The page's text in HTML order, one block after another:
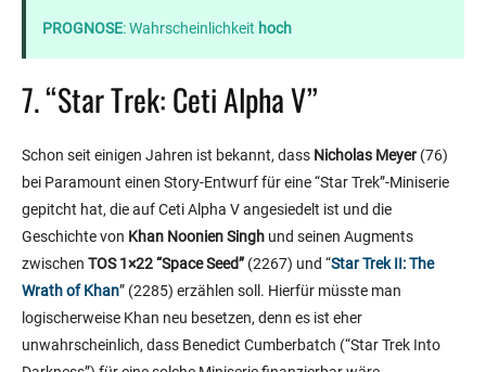
PROGNOSE: Wahrscheinlichkeit hoch
7. “Star Trek: Ceti Alpha V”
Schon seit einigen Jahren ist bekannt, dass Nicholas Meyer (76)
bei Paramount einen Story-Entwurf für eine “Star Trek”-Miniserie
gepitcht hat, die auf Ceti Alpha V angesiedelt ist und die
Geschichte von Khan Noonien Singh und seinen Augments
zwischen TOS 1×22 “Space Seed” (2267) und “Star Trek II: The
Wrath of Khan” (2285) erzählen soll. Hierfür müsste man
logischerweise Khan neu besetzen, denn es ist eher
unwahrscheinlich, dass Benedict Cumberbatch (“Star Trek Into